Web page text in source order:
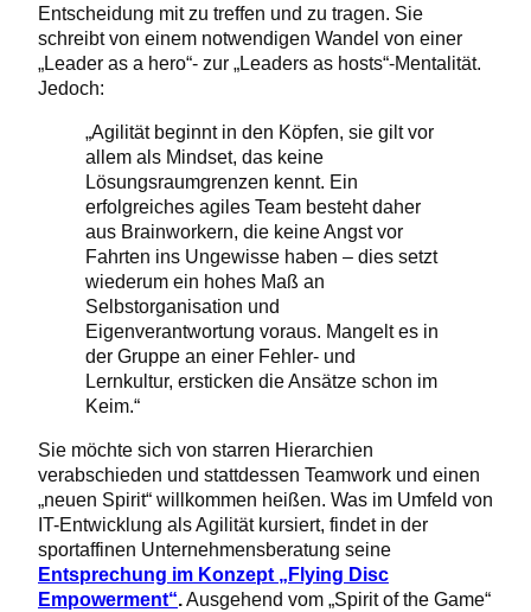
Entscheidung mit zu treffen und zu tragen. Sie
schreibt von einem notwendigen Wandel von einer
„Leader as a hero“- zur „Leaders as hosts“-Mentalität.
Jedoch:
„Agilität beginnt in den Köpfen, sie gilt vor
allem als Mindset, das keine
Lösungsraumgrenzen kennt. Ein
erfolgreiches agiles Team besteht daher
aus Brainworkern, die keine Angst vor
Fahrten ins Ungewisse haben – dies setzt
wiederum ein hohes Maß an
Selbstorganisation und
Eigenverantwortung voraus. Mangelt es in
der Gruppe an einer Fehler- und
Lernkultur, ersticken die Ansätze schon im
Keim.“
Sie möchte sich von starren Hierarchien
verabschieden und stattdessen Teamwork und einen
„neuen Spirit“ willkommen heißen. Was im Umfeld von
IT-Entwicklung als Agilität kursiert, findet in der
sportaffinen Unternehmensberatung seine
Entsprechung im Konzept „Flying Disc
Empowerment“.Ausgehend vom „Spirit of the Game“